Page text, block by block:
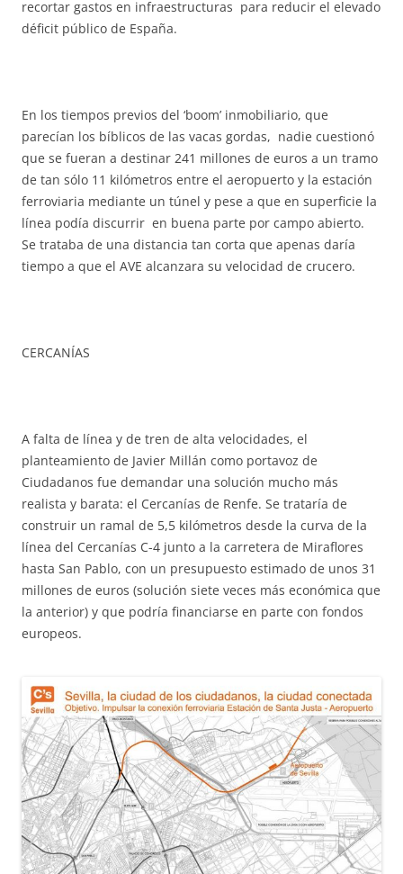
recortar gastos en infraestructuras para reducir el elevado
déficit público de España.
En los tiempos previos del ‘boom’ inmobiliario, que
parecían los bíblicos de las vacas gordas, nadie cuestionó
que se fueran a destinar 241 millones de euros a un tramo
de tan sólo 11 kilómetros entre el aeropuerto y la estación
ferroviaria mediante un túnel y pese a que en superficie la
línea podía discurrir en buena parte por campo abierto.
Se trataba de una distancia tan corta que apenas daría
tiempo a que el AVE alcanzara su velocidad de crucero.
CERCANÍAS
A falta de línea y de tren de alta velocidades, el
planteamiento de Javier Millán como portavoz de
Ciudadanos fue demandar una solución mucho más
realista y barata: el Cercanías de Renfe. Se trataría de
construir un ramal de 5,5 kilómetros desde la curva de la
línea del Cercanías C-4 junto a la carretera de Miraflores
hasta San Pablo, con un presupuesto estimado de unos 31
millones de euros (solución siete veces más económica que
la anterior) y que podría financiarse en parte con fondos
europeos.